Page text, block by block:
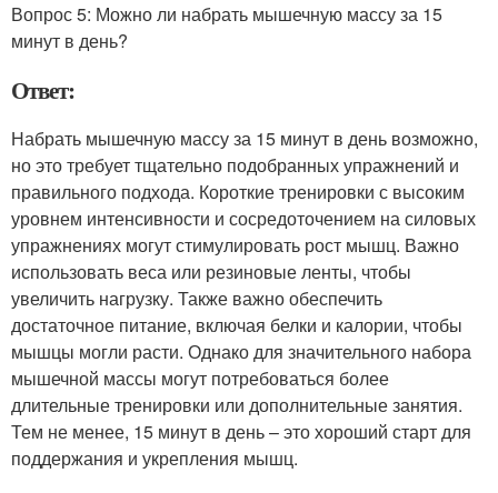
Вопрос 5: Можно ли набрать мышечную массу за 15
минут в день?
Ответ:
Набрать мышечную массу за 15 минут в день возможно,
но это требует тщательно подобранных упражнений и
правильного подхода. Короткие тренировки с высоким
уровнем интенсивности и сосредоточением на силовых
упражнениях могут стимулировать рост мышц. Важно
использовать веса или резиновые ленты, чтобы
увеличить нагрузку. Также важно обеспечить
достаточное питание, включая белки и калории, чтобы
мышцы могли расти. Однако для значительного набора
мышечной массы могут потребоваться более
длительные тренировки или дополнительные занятия.
Тем не менее, 15 минут в день – это хороший старт для
поддержания и укрепления мышц.